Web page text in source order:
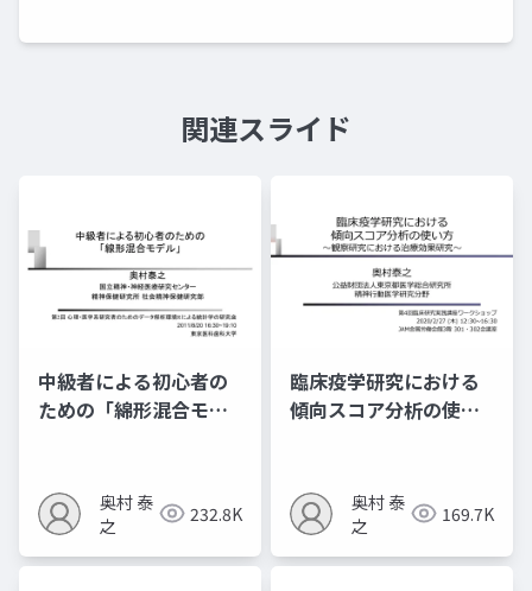
関連スライド
中級者による初心者の
ための「綿形混合モデ
奥村 泰
之
232.8K
臨床疫学研究における
傾向スコア分析の使い
奥村 泰
之
169.7K